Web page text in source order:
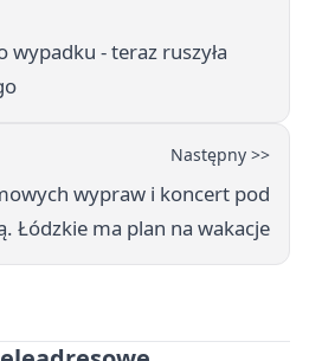
wypadku - teraz ruszyła
Następny >>
wypraw i koncert pod
Łódzkie ma plan na wakacje